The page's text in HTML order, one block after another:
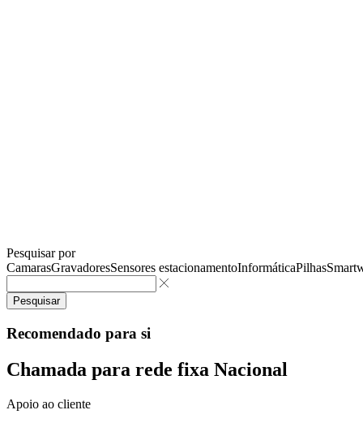
Pesquisar por
CamarasGravadoresSensores estacionamentoInformáticaPilhas
Pesquisar
Recomendado para si
Chamada para rede fixa Nacional
Apoio ao cliente